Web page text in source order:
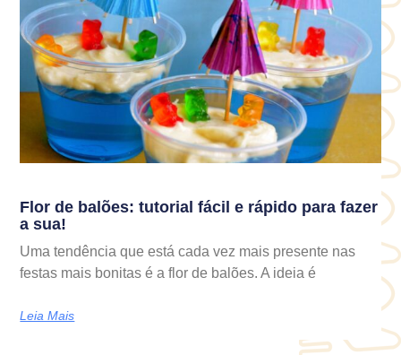
Flor de balões: tutorial fácil e rápido para fazer
a sua!
Uma tendência que está cada vez mais presente nas
festas mais bonitas é a flor de balões. A ideia é
Leia Mais